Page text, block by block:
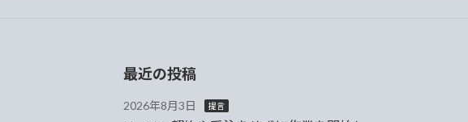
最近の投稿
2026年8月3日 提言